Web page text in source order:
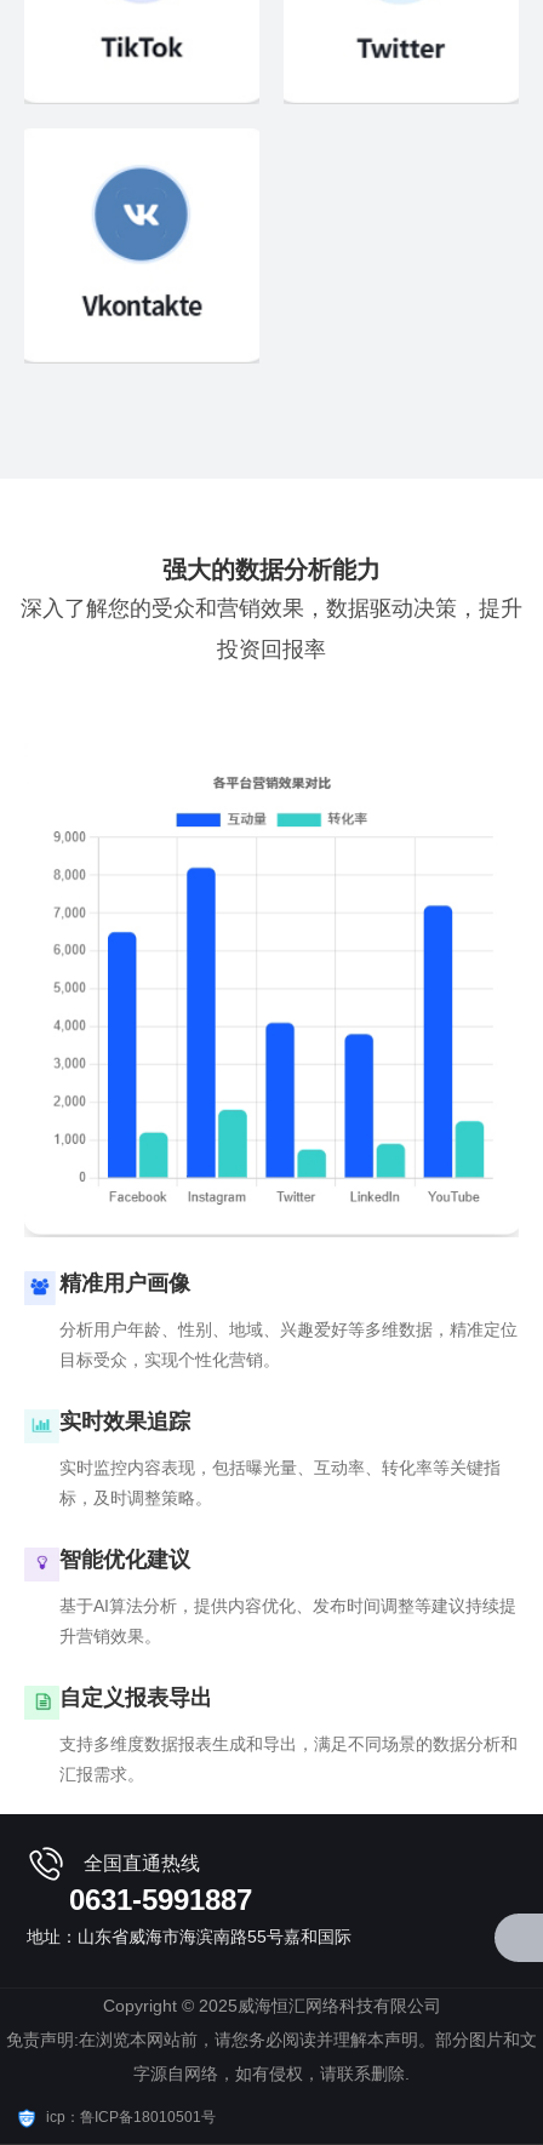
强大的数据分析能力
深入了解您的受众和营销效果，数据驱动决策，提升
投资回报率
精准用户画像
分析用户年龄、性别、地域、兴趣爱好等多维数据，精准定位
目标受众，实现个性化营销。
实时效果追踪
实时监控内容表现，包括曝光量、互动率、转化率等关键指
标，及时调整策略。
智能优化建议
基于AI算法分析，提供内容优化、发布时间调整等建议持续提
升营销效果。
自定义报表导出
支持多维度数据报表生成和导出，满足不同场景的数据分析和
汇报需求。
全国直通热线
0631-5991887
地址：山东省威海市海滨南路55号嘉和国际
Copyright © 2025威海恒汇网络科技有限公司
免责声明:在浏览本网站前，请您务必阅读并理解本声明。部分图片和文
字源自网络，如有侵权，请联系删除.
icp：鲁ICP备18010501号